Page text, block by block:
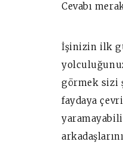
Cevabı
İşinizin ilk
görmek sizi
faydaya